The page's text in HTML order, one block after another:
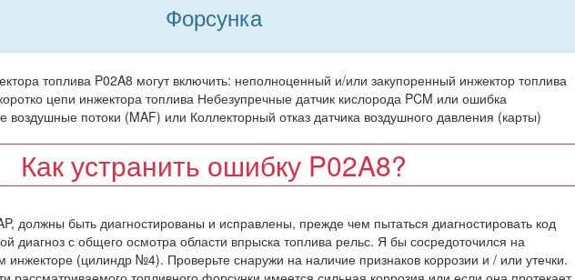
Форсунка
топлива P02A8 могут включить: неполноценный и/или закупоренный инжектор топлива
цепи инжектора топлива Небезупречные датчик кислорода PCM или ошибка
потоки (MAF) или Коллекторный отказ датчика воздушного давления (карты)
Как устранить ошибку P02A8?
должны быть диагностированы и исправлены, прежде чем пытаться диагностировать код
диагноз с общего осмотра области впрыска топлива рельс. Я бы сосредоточился на
(цилиндр №4). Проверьте снаружи на наличие признаков коррозии и / или утечки.